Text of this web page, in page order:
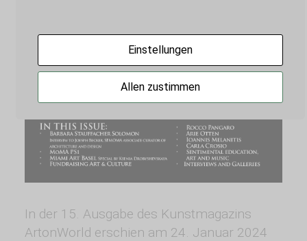
In der 15. Ausgabe des Kunstmagazins
ArtonWorld erschien am 24. Januar 2024
Einstellungen
Allen zustimmen